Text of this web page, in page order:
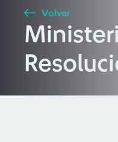
Buscar
Volver